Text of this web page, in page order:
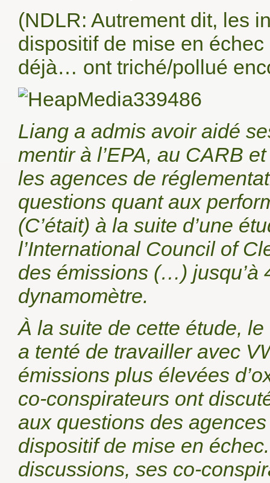
(NDLR: Autrement dit, les
dispositif de mise en
déjà… ont triché/pollué
Liang a admis avoir aidé
mentir à l’EPA, au CARB
les agences de
questions quant aux
(C’était) à la suite d’une
l’International Council of
des émissions (…) jusqu’à
dynamomètre.
À la suite de cette étude,
a tenté de travailler avec
émissions plus élevées
co-conspirateurs ont
aux questions des
dispositif de mise en
discussions, ses co-